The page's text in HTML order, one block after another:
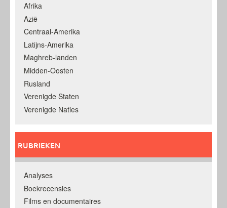
Afrika
Azië
Centraal-Amerika
Latijns-Amerika
Maghreb-landen
Midden-Oosten
Rusland
Verenigde Staten
Verenigde Naties
RUBRIEKEN
Analyses
Boekrecensies
Films en documentaires